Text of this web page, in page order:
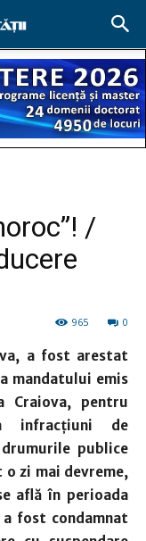
/
0
965
a fost arestat
mandatului emis
Craiova, pentru
infracţiuni de
publice
o zi mai devreme,
află în perioada
fost condamnat